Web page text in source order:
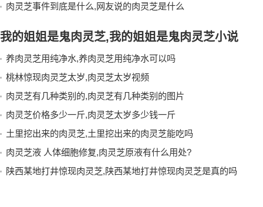
肉灵芝事件到底是什么,网友说的肉灵芝是什么
我的姐姐是鬼肉灵芝,我的姐姐是鬼肉灵芝小说
养肉灵芝用纯净水,养肉灵芝用纯净水可以吗
桃林惊现肉灵芝太岁,肉灵芝太岁视频
肉灵芝有几种类别的,肉灵芝有几种类别的图片
肉灵芝价格多少一斤,肉灵芝太岁多少钱一斤
土里挖出来的肉灵芝,土里挖出来的肉灵芝能吃吗
肉灵芝液 人体细胞修复,肉灵芝原液有什么用处?
陕西某地打井惊现肉灵芝,陕西某地打井惊现肉灵芝是真的吗